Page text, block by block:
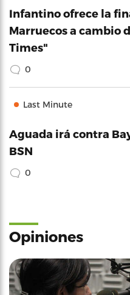
Infantino ofrece la
Marruecos a cambio
Times"
0
Last Minute
Aguada irá contra
BSN
0
Opiniones